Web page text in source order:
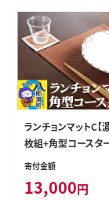
ランチョンマットC【
枚組+角型コースタ
桃色】2枚組
寄付金額
13,000円